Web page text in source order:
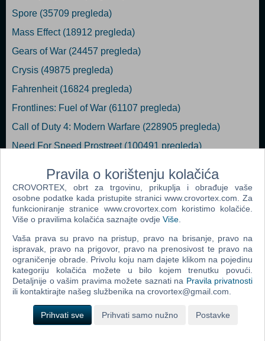
Spore (35709 pregleda)
Mass Effect (18912 pregleda)
Gears of War (24457 pregleda)
Crysis (49875 pregleda)
Fahrenheit (16824 pregleda)
Frontlines: Fuel of War (61107 pregleda)
Call of Duty 4: Modern Warfare (228905 pregleda)
Need For Speed Prostreet (100491 pregleda)
SpellForce 2: Dragon Storm (18510 pregleda)
The Hell in Vietnam (21958 pregleda)
World in Conflict (22713 pregleda)
Enemy Territory: Quake Wars (33393 pregleda)
Scarface: The World Is Yours (90038 pregleda)
BioShock (22992 pregleda)
Call for Heroes: Pompolic Wars (16334 pregleda)
Stranica:
Pravila o korištenju kolačića
CROVORTEX, obrt za trgovinu, prikuplja i obrađuje vaše
osobne podatke kada pristupite stranici www.crovortex.com. Za
funkcioniranje stranice www.crovortex.com koristimo kolačiće.
Više o pravilima kolačića saznajte ovdje Više
Vaša prava su pravo na pristup, pravo na brisanje, pravo na
ispravak, pravo na prigovor, pravo na prenosivost te pravo na
ograničenje obrade. Privolu koju nam dajete klikom na pojedinu
kategoriju kolačića možete u bilo kojem trenutku povući.
Detaljnije o vašim pravima možete saznati na Pravila privatnosti
ili kontaktirajte našeg službenika na crovortex@gmail.com.
Prihvati sve Prihvati samo nužno Postavke